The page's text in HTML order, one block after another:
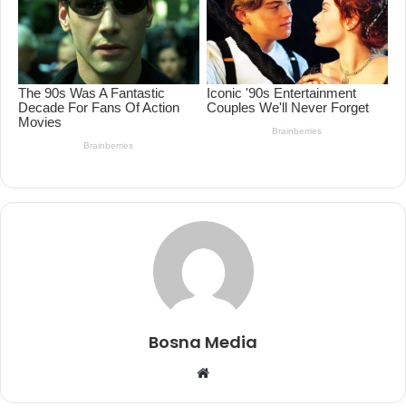
Bosna Media
Website